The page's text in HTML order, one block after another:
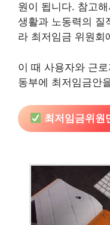
원이 됩니다. 참고
생활과 노동력의 질
라 최저임금 위원회
이 때 사용자와 근
동부에 최저임금안
최저임금위원